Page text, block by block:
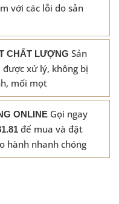
với các lỗi do sản
CHẤT LƯỢNG Sản
được xử lý, không bị
mối mọt
ONLINE Gọi ngay
để mua và đặt
hành nhanh chóng